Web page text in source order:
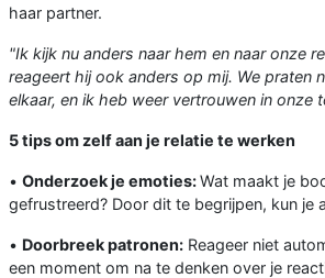
haar partner.
"Ik kijk nu anders naar hem en naar onze
reageert hij ook anders op mij. We praten
elkaar, en ik heb weer vertrouwen in onze
5 tips om zelf aan je relatie te werken
• Onderzoek je emoties:Wat maakt je
gefrustreerd? Door dit te begrijpen, kun je
• Doorbreek patronen: Reageer niet
een moment om na te denken over je